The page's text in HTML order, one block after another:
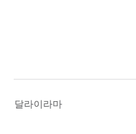
달라이라마